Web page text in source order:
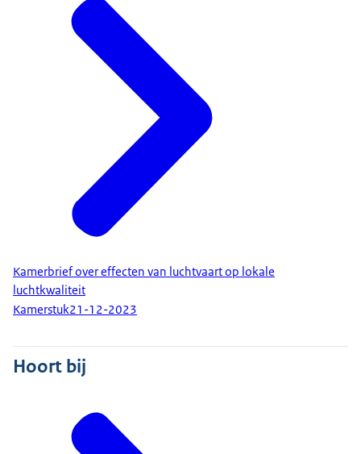
Kamerbrief over effecten van luchtvaart op lokale
luchtkwaliteit
Kamerstuk21-12-2023
Hoort bij